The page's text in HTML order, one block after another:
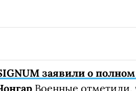
заявили о
Военные отметили,